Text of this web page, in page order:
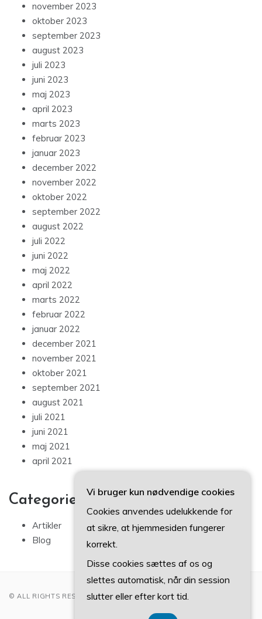
november 2023
oktober 2023
september 2023
august 2023
juli 2023
juni 2023
maj 2023
april 2023
marts 2023
februar 2023
januar 2023
december 2022
november 2022
oktober 2022
september 2022
august 2022
juli 2022
juni 2022
maj 2022
april 2022
marts 2022
februar 2022
januar 2022
december 2021
november 2021
oktober 2021
september 2021
august 2021
juli 2021
juni 2021
maj 2021
april 2021
Categories
Artikler
Blog
© ALL RIGHTS RESERVED 2022
Vi bruger kun nødvendige cookies
Cookies anvendes udelukkende for
at sikre, at hjemmesiden fungerer
korrekt.
Disse cookies sættes af os og
slettes automatisk, når din session
slutter eller efter kort tid.